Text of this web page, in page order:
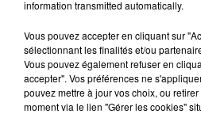
L'HOROSCOPE
information transmitted automatically.
Vous pouvez accepter en cliquant sur
sélectionnant les finalités et/ou
Vous pouvez également refuser en
accepter". Vos préférences ne
pouvez mettre à jour vos choix, ou
moment via le lien "Gérer les cookies"